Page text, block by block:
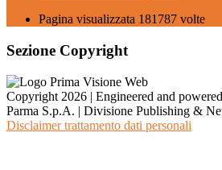
Pagina visualizzata 181787 volte
Sezione Copyright
Copyright 2026 | Engineered and
Parma S.p.A. | Divisione Publishing &
Disclaimer trattamento dati personali